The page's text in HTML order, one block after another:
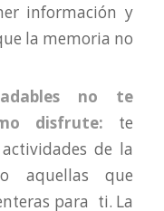
información y
la memoria no
no te
disfrute: te
de la
aquellas que
para ti. La